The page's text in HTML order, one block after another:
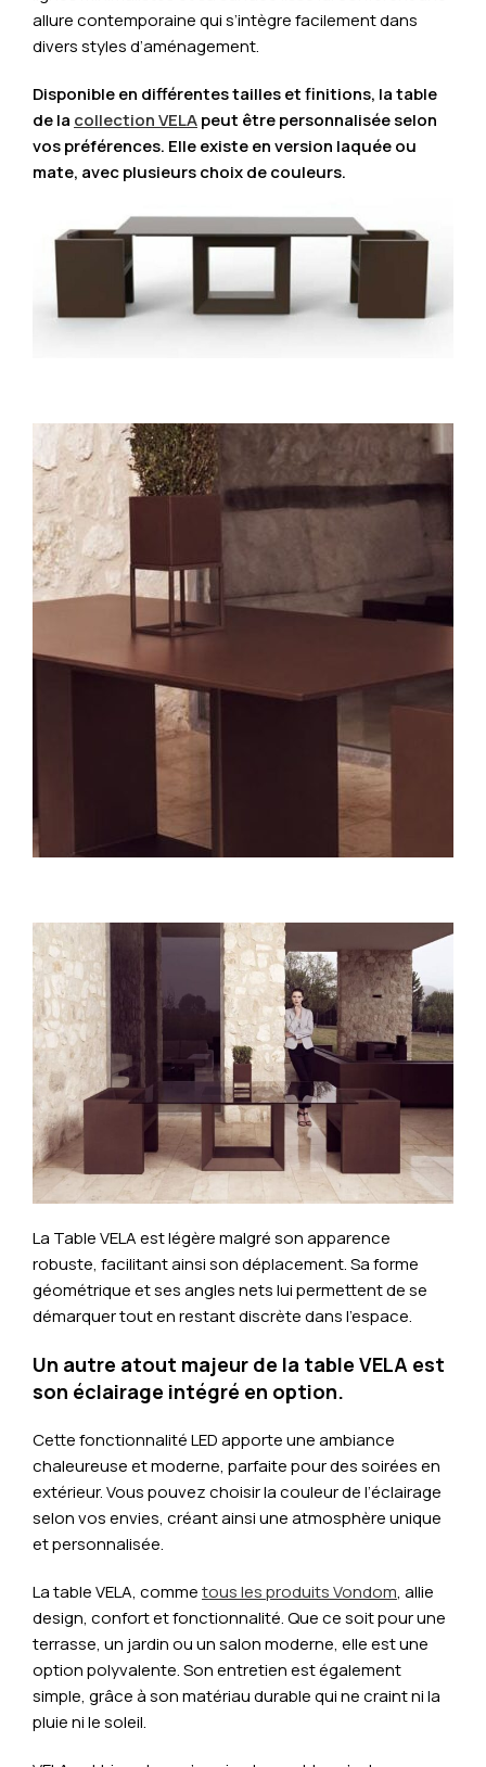
allure contemporaine qui s’intègre facilement dans
divers styles d’aménagement.
Disponible en différentes tailles et finitions, la table
de la collection VELApeut être personnalisée selon
vos préférences. Elle existe en version laquée ou
mate, avec plusieurs choix de couleurs.
La Table VELA est légère malgré son apparence
robuste, facilitant ainsi son déplacement. Sa forme
géométrique et ses angles nets lui permettent de se
démarquer tout en restant discrète dans l’espace.
Un autre atout majeur de la table VELA est
son éclairage intégré en option.
Cette fonctionnalité LED apporte une ambiance
chaleureuse et moderne, parfaite pour des soirées en
extérieur. Vous pouvez choisir la couleur de l’éclairage
selon vos envies, créant ainsi une atmosphère unique
et personnalisée.
La table VELA, commetous les produits Vondom, allie
design, confort et fonctionnalité. Que ce soit pour une
terrasse, un jardin ou un salon moderne, elle est une
option polyvalente. Son entretien est également
simple, grâce à son matériau durable qui ne craint ni la
pluie ni le soleil.